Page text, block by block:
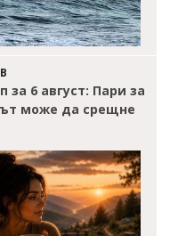
за 6 август: Пари за
може да срещне